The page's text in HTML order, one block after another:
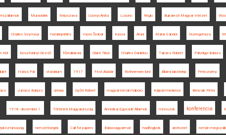
Muravidék Népszava Uzonyi Anita Losonc Regio Bukaresti Magyar Intézet
Charles Seymour határkijelölés Vavro Šrobár Kassa Arad Márai Sándor Nyíregyháza
Kör Kosztolányi Dezső főreáliskola Glant Tibor Charles Daniélou Takács Róbert Pálvölgyi Balázs
Hatos Pál statárium 1917 Fest Aladár Rothermere lord Állami lakótelep Petrozsény
Juhász Balázs ünnep Győri Róbert magyar-román háború Kárpát-medence Bencsik Péter
1918. december 1. Történeti Magyarország Amerikai Egyesült Államok mítoszok konferencia
nemzetiségek Call for papers Balassagyarmat hadifoglyok archívnet román